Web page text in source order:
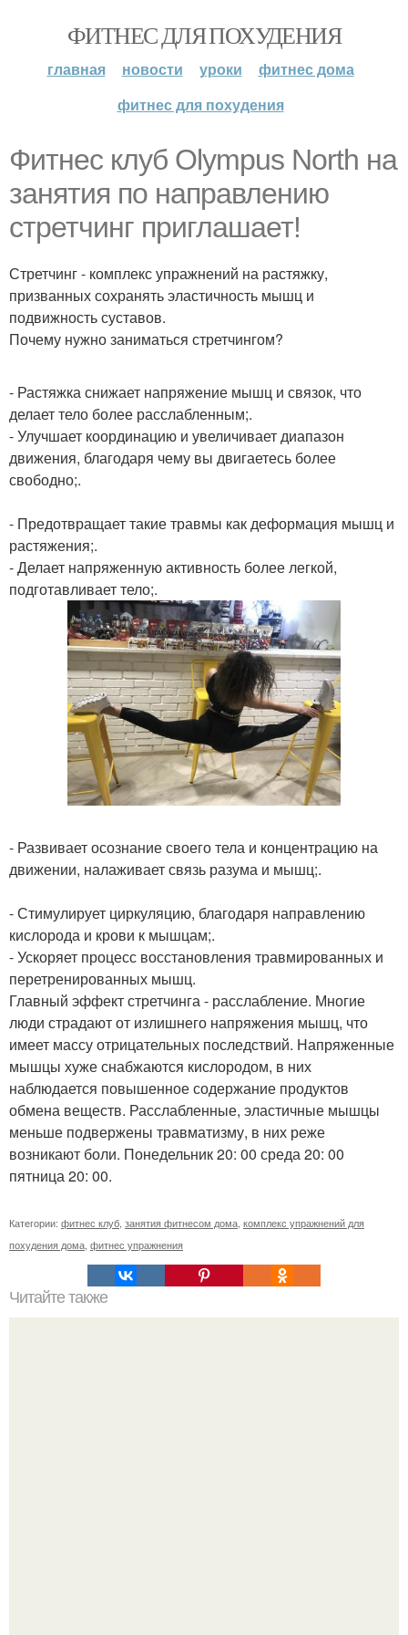
ФИТНЕС ДЛЯ ПОХУДЕНИЯ
главная новости уроки
фитнес дома
фитнес для похудения
Фитнес клуб Olympus North на
занятия по направлению
стретчинг приглашает!
Стретчинг - комплекс упражнений на растяжку,
призванных сохранять эластичность мышц и
подвижность суставов.
Почему нужно заниматься стретчингом?
- Растяжка снижает напряжение мышц и связок, что
делает тело более расслабленным;.
- Улучшает координацию и увеличивает диапазон
движения, благодаря чему вы двигаетесь более
свободно;.
- Предотвращает такие травмы как деформация мышц и
растяжения;.
- Делает напряженную активность более легкой,
подготавливает тело;.
- Развивает осознание своего тела и концентрацию на
движении, налаживает связь разума и мышц;.
- Стимулирует циркуляцию, благодаря направлению
кислорода и крови к мышцам;.
- Ускоряет процесс восстановления травмированных и
перетренированных мышц.
Главный эффект стретчинга - расслабление. Многие
люди страдают от излишнего напряжения мышц, что
имеет массу отрицательных последствий. Напряженные
мышцы хуже снабжаются кислородом, в них
наблюдается повышенное содержание продуктов
обмена веществ. Расслабленные, эластичные мышцы
меньше подвержены травматизму, в них реже
возникают боли. Понедельник 20: 00 среда 20: 00
пятница 20: 00.
Категории: фитнес клуб занятия фитнесом дома комплекс упражнений для
похудения дома фитнес упражнения
Читайте также